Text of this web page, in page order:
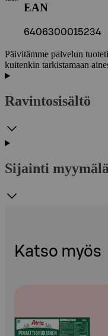
EAN
6406300015234
Päivitämme palvelun
kuitenkin tarkistamaan
Ravintosisältö
Sijainti
Katso myös